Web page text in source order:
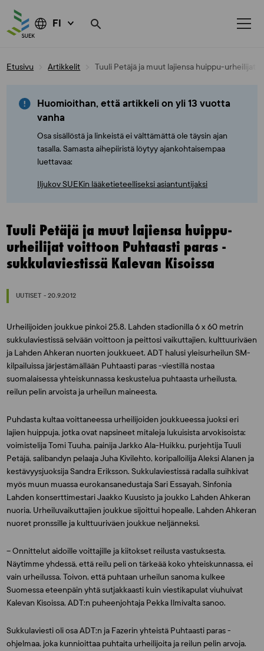
FI
Etusivu Artikkelit Tuuli Petäjä ja muut lajiensa huippu-urheilijat
Huomioithan, että artikkeli on yli 13 vuotta
vanha
Osa sisällöstä ja linkeistä ei välttämättä ole täysin ajan
tasalla. Samasta aihepiiristä löytyy ajankohtaisempaa
luettavaa:
Iljukov SUEKin lääketieteelliseksi asiantuntijaksi
Tuuli Petäjä ja muut lajiensa huippu-
urheilijat voittoon Puhtaasti paras -
sukkulaviestissä Kalevan Kisoissa
UUTISET - 20.9.2012
Urheilijoiden joukkue pinkoi 25.8. Lahden stadionilla 6 x 60 metrin
sukkulaviestissä selvään voittoon ja peittosi vaikuttajien, kulttuuriväen
ja Lahden Ahkeran nuorten joukkueet. ADT halusi yleisurheilun SM-
kilpailuissa järjestämällään Puhtaasti paras -viestillä nostaa
suomalaisessa yhteiskunnassa keskustelua puhtaasta urheilusta,
reilun pelin arvoista ja urheilun maineesta.
Puhdasta kultaa voittaneessa urheilijoiden joukkueessa juoksi eri
lajien huippuja, jotka ovat napsineet mitaleja lukuisista arvokisoista:
voimistelija Tomi Tuuha, painija Jarkko Ala-Huikku, purjehtija Tuuli
Petäjä, salibandyn pelaaja Juha Kivilehto, koripalloilija Aleksi Alanen ja
kestävyysjuoksija Sandra Eriksson. Sukkulaviestissä radalla suihkivat
myös muun muassa eurokansanedustaja Sari Essayah, Sinfonia
Lahden konserttimestari Jaakko Kuusisto ja joukko Lahden Ahkeran
nuoria. Urheiluvaikuttajien joukkue sijoittui hopealle, Lahden Ahkeran
nuoret pronssille ja kulttuuriväen joukkue neljänneksi.
– Onnittelut aidoille voittajille ja kiitokset reilusta vastuksesta.
Näytimme yhdessä, että reilu peli on tärkeää koko yhteiskunnassa, ei
vain urheilussa. Toivon, että puhtaan urheilun sanoma kulkee
Suomessa eteenpäin yhtä sutjakkaasti kuin viestikapulat viuhuivat
Kalevan Kisoissa, ADT:n puheenjohtaja Pekka Ilmivalta sanoo.
Sukkulaviesti oli osa ADT:n ja Fazerin yhteistä Puhtaasti paras -
ohjelmaa, joka kunnioittaa puhtaita urheilijoita ja reilun pelin arvoja.